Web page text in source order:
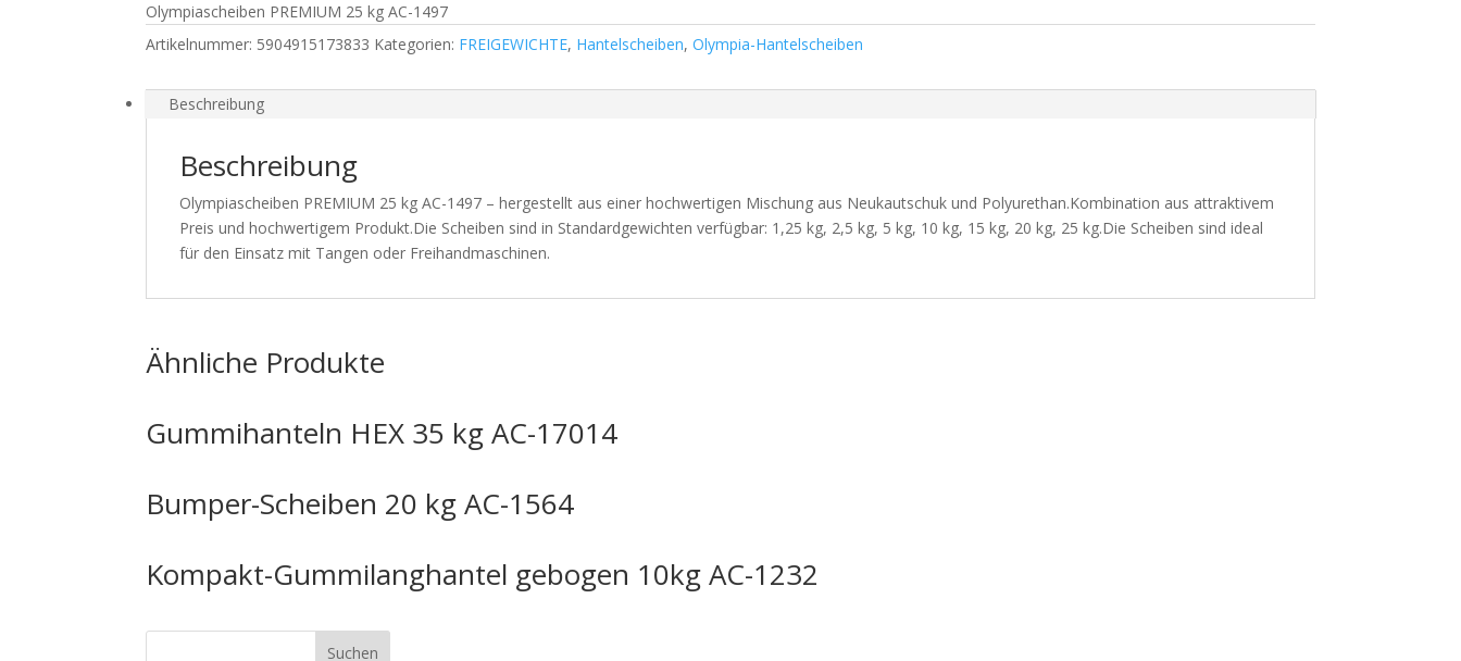
Olympiascheiben PREMIUM 25 kg AC-1497
Artikelnummer: 5904915173833 Kategorien: FREIGEWICHTE, Hantelscheiben,Olympia-Hantelscheiben
Beschreibung
Beschreibung
Olympiascheiben PREMIUM 25 kg AC-1497 – hergestellt aus einer hochwertigen Mischung aus Neukautschuk und Polyurethan.Kombination aus attraktivem
Preis und hochwertigem Produkt.Die Scheiben sind in Standardgewichten verfügbar: 1,25 kg, 2,5 kg, 5 kg, 10 kg, 15 kg, 20 kg, 25 kg.Die Scheiben sind ideal
für den Einsatz mit Tangen oder Freihandmaschinen.
Ähnliche Produkte
Gummihanteln HEX 35 kg AC-17014
Bumper-Scheiben 20 kg AC-1564
Kompakt-Gummilanghantel gebogen 10kg AC-1232